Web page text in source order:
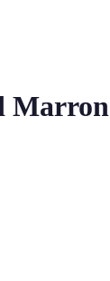
Marron